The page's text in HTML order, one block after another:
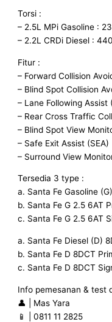
Torsi :
– 2.5L MPi Gasoline :
– 2.2L CRDi Diesel :
Fitur :
– Forward Collision
– Blind Spot Collision
– Lane Following Assist
– Rear Cross Traffic
– Blind Spot View
– Safe Exit Assist (SEA)
– Surround View
Tersedia 3 type :
a. Santa Fe Gasoline
b. Santa Fe G 2.5 6AT
c. Santa Fe G 2.5 6AT
a. Santa Fe Diesel (D)
b. Santa Fe D 8DCT
c. Santa Fe D 8DCT
Info pemesanan & test
👤 | Mas Yara
📱 | 0811 11 2825